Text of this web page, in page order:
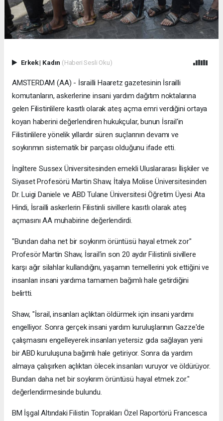
Erkek| Kadın (Haberi Sesli Oku)
AMSTERDAM (AA) - İsrailli Haaretz gazetesinin İsrailli
komutanların, askerlerine insani yardım dağıtım noktalarına
gelen Filistinlilere kasıtlı olarak ateş açma emri verdiğini ortaya
koyan haberini değerlendiren hukukçular, bunun İsrail'in
Filistinlilere yönelik yıllardır süren suçlarının devamı ve
soykırımın sistematik bir parçası olduğunu ifade etti.
İngiltere Sussex Üniversitesinden emekli Uluslararası İlişkiler ve
Siyaset Profesörü Martin Shaw, İtalya Molise Üniversitesinden
Dr. Luigi Daniele ve ABD Tulane Üniversitesi Öğretim Üyesi Ata
Hindi, İsrailli askerlerin Filistinli sivillere kasıtlı olarak ateş
açmasını AA muhabirine değerlendirdi.
"Bundan daha net bir soykırım örüntüsü hayal etmek zor"
Profesör Martin Shaw, İsrail'in son 20 aydır Filistinli sivillere
karşı ağır silahlar kullandığını, yaşamın temellerini yok ettiğini ve
insanları insani yardıma tamamen bağımlı hale getirdiğini
belirtti.
Shaw, "İsrail, insanları açlıktan öldürmek için insani yardımı
engelliyor. Sonra gerçek insani yardım kuruluşlarının Gazze'de
çalışmasını engelleyerek insanları yetersiz gıda sağlayan yeni
bir ABD kuruluşuna bağımlı hale getiriyor. Sonra da yardım
almaya çalışırken açlıktan ölecek insanları vuruyor ve öldürüyor.
Bundan daha net bir soykırım örüntüsü hayal etmek zor."
değerlendirmesinde bulundu.
BM İşgal Altındaki Filistin Toprakları Özel Raportörü Francesca